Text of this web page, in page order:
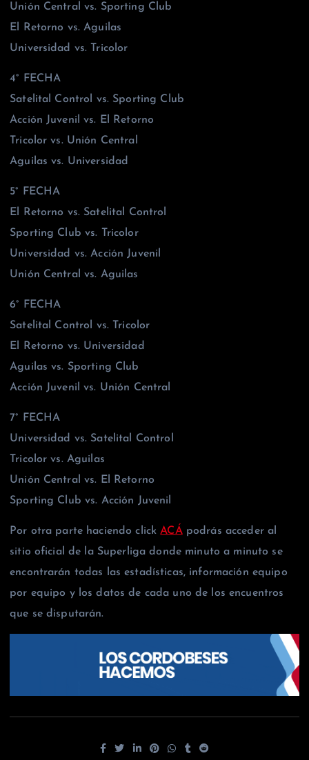
Unión Central vs. Sporting Club
El Retorno vs. Aguilas
Universidad vs. Tricolor
4° FECHA
Satelital Control vs. Sporting Club
Acción Juvenil vs. El Retorno
Tricolor vs. Unión Central
Aguilas vs. Universidad
5° FECHA
El Retorno vs. Satelital Control
Sporting Club vs. Tricolor
Universidad vs. Acción Juvenil
Unión Central vs. Aguilas
6° FECHA
Satelital Control vs. Tricolor
El Retorno vs. Universidad
Aguilas vs. Sporting Club
Acción Juvenil vs. Unión Central
7° FECHA
Universidad vs. Satelital Control
Tricolor vs. Aguilas
Unión Central vs. El Retorno
Sporting Club vs. Acción Juvenil
Por otra parte haciendo clickACÁpodrás acceder al
sitio oficial de la Superliga donde minuto a minuto se
encontrarán todas las estadísticas, información equipo
por equipo y los datos de cada uno de los encuentros
que se disputarán.